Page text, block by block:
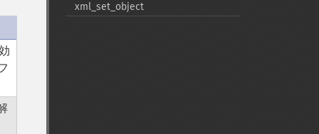
xml_​set_​object